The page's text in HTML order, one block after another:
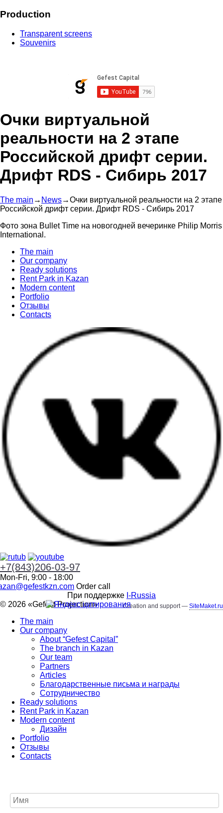
Production
Transparent screens
Souvenirs
Очки виртуальной
реальности на 2 этапе
Российской дрифт серии.
Дрифт RDS - Сибирь 2017
The main → News→Очки виртуальной реальности на 2 этапе
Российской дрифт серии. Дрифт RDS - Сибирь 2017
Фото зона Bullet Time на новогодней вечеринке Philip Morris
International.
The main
Our company
Ready solutions
Rent Park in Kazan
Modern content
Portfolio
Отзывы
Contacts
+7(843)206-03-97
Mon-Fri, 9:00 - 18:00
Order call
При поддержке I-Russia
© 2026 «Gefest Projection» Creation and support — SiteMaket.ru
The main
Our company
About “Gefest Capital”
The branch in Kazan
Our team
Partners
Articles
Благодарственные письма и награды
Сотрудничество
Ready solutions
Rent Park in Kazan
Modern content
Дизайн
Portfolio
Отзывы
Contacts